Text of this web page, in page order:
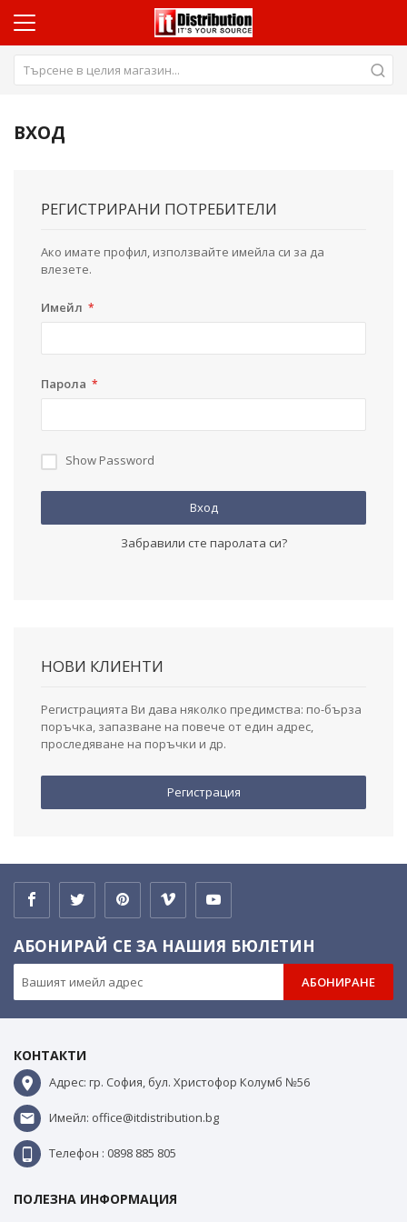
ВХОД
РЕГИСТРИРАНИ ПОТРЕБИТЕЛИ
Ако имате профил, използвайте имейла си за да
влезете.
Имейл
Парола
Show Password
Вход
Забравили сте паролата си?
НОВИ КЛИЕНТИ
Регистрацията Ви дава няколко предимства: по-бърза
поръчка, запазване на повече от един адрес,
проследяване на поръчки и др.
Регистрация
АБОНИРАЙ СЕ ЗА НАШИЯ БЮЛЕТИН
АБОНИРАНЕ
КОНТАКТИ
Адрес: гр. София, бул. Христофор Колумб №56
Имейл: office@itdistribution.bg
Телефон : 0898 885 805
ПОЛЕЗНА ИНФОРМАЦИЯ